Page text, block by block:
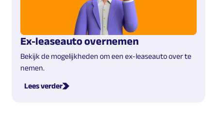
Ex-leaseauto overnemen
Bekijk de mogelijkheden om een ex-leaseauto over te
nemen.
Lees verder